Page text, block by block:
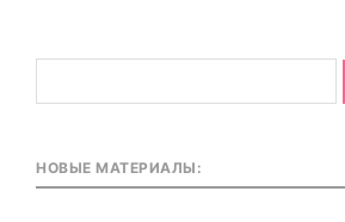
НОВЫЕ МАТЕРИАЛЫ: